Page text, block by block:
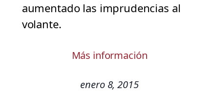
aumentado las imprudencias al
volante.
Más información
enero 8, 2015